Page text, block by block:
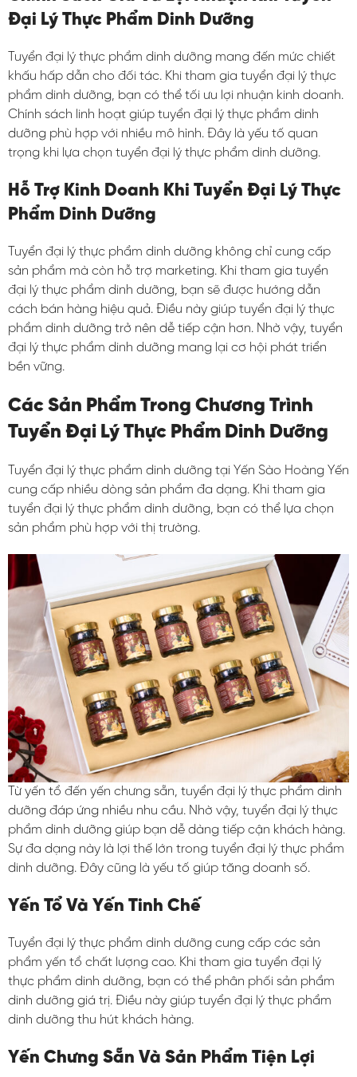
Đại Lý Thực Phẩm Dinh Dưỡng
Tuyển đại lý thực phẩm dinh dưỡng mang đến mức chiết
khấu hấp dẫn cho đối tác. Khi tham gia tuyển đại lý thực
phẩm dinh dưỡng, bạn có thể tối ưu lợi nhuận kinh doanh.
Chính sách linh hoạt giúp tuyển đại lý thực phẩm dinh
dưỡng phù hợp với nhiều mô hình. Đây là yếu tố quan
trọng khi lựa chọn tuyển đại lý thực phẩm dinh dưỡng.
Hỗ Trợ Kinh Doanh Khi Tuyển Đại Lý Thực
Phẩm Dinh Dưỡng
Tuyển đại lý thực phẩm dinh dưỡng không chỉ cung cấp
sản phẩm mà còn hỗ trợ marketing. Khi tham gia tuyển
đại lý thực phẩm dinh dưỡng, bạn sẽ được hướng dẫn
cách bán hàng hiệu quả. Điều này giúp tuyển đại lý thực
phẩm dinh dưỡng trở nên dễ tiếp cận hơn. Nhờ vậy, tuyển
đại lý thực phẩm dinh dưỡng mang lại cơ hội phát triển
bền vững.
Các Sản Phẩm Trong Chương Trình
Tuyển Đại Lý Thực Phẩm Dinh Dưỡng
Tuyển đại lý thực phẩm dinh dưỡng tại Yến Sào Hoàng Yến
cung cấp nhiều dòng sản phẩm đa dạng. Khi tham gia
tuyển đại lý thực phẩm dinh dưỡng, bạn có thể lựa chọn
sản phẩm phù hợp với thị trường.
Từ yến tổ đến yến chưng sẵn, tuyển đại lý thực phẩm dinh
dưỡng đáp ứng nhiều nhu cầu. Nhờ vậy, tuyển đại lý thực
phẩm dinh dưỡng giúp bạn dễ dàng tiếp cận khách hàng.
Sự đa dạng này là lợi thế lớn trong tuyển đại lý thực phẩm
dinh dưỡng. Đây cũng là yếu tố giúp tăng doanh số.
Yến Tổ Và Yến Tinh Chế
Tuyển đại lý thực phẩm dinh dưỡng cung cấp các sản
phẩm yến tổ chất lượng cao. Khi tham gia tuyển đại lý
thực phẩm dinh dưỡng, bạn có thể phân phối sản phẩm
dinh dưỡng giá trị. Điều này giúp tuyển đại lý thực phẩm
dinh dưỡng thu hút khách hàng.
Yến Chưng Sẵn Và Sản Phẩm Tiện Lợi